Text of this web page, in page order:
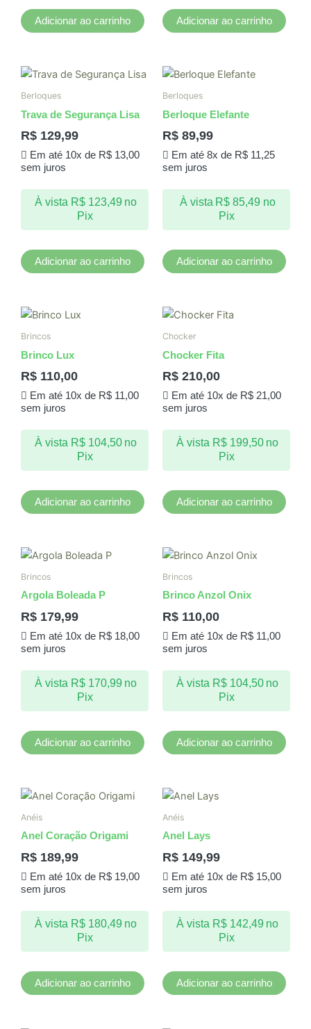
Adicionar ao carrinho Adicionar ao carrinho
Berloques
Trava de Segurança Lisa
R$ 129,99
Em até 10x de R$13,00
sem juros
À vista R$123,49 no
Pix
Adicionar ao carrinho
Berloques
Berloque Elefante
R$ 89,99
Em até 8x de R$11,25
sem juros
À vista R$ 85,49 no
Pix
Adicionar ao carrinho
Brincos
Brinco Lux
R$ 110,00
Em até 10x de R$11,00
sem juros
À vista R$104,50 no
Pix
Adicionar ao carrinho
Chocker
Chocker Fita
R$ 210,00
Em até 10x de R$21,00
sem juros
À vista R$199,50 no
Pix
Adicionar ao carrinho
Brincos
Argola Boleada P
R$ 179,99
Em até 10x de R$18,00
sem juros
À vista R$170,99 no
Pix
Adicionar ao carrinho
Brincos
Brinco Anzol Onix
R$ 110,00
Em até 10x de R$11,00
sem juros
À vista R$104,50 no
Pix
Adicionar ao carrinho
Anéis
Anel Coração Origami
R$ 189,99
Em até 10x de R$19,00
sem juros
À vista R$180,49 no
Pix
Adicionar ao carrinho
Anéis
Anel Lays
R$ 149,99
Em até 10x de R$15,00
sem juros
À vista R$142,49 no
Pix
Adicionar ao carrinho